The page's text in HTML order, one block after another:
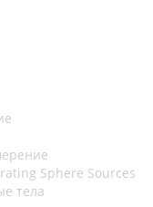
Sphere Sources
тела